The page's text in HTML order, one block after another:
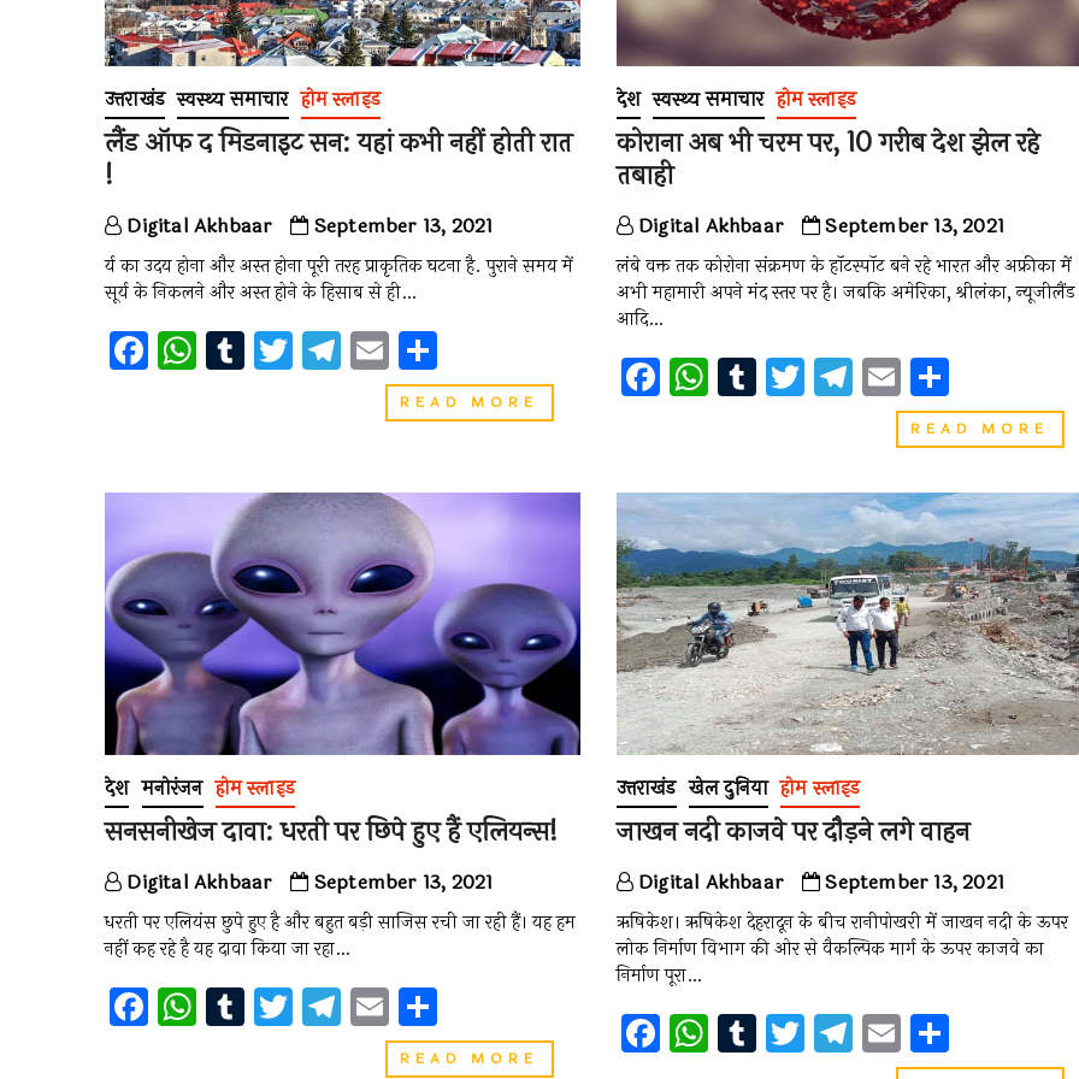
उत्तराखंड स्वस्थ्य समाचार होम स्लाइड
लैंड ऑफ द मिडनाइट सन: यहां कभी नहीं होती रात
!
Digital Akhbaar September 13, 2021
र्य का उदय होना और अस्त होना पूरी तरह प्राकृतिक घटना है. पुराने समय में
सूर्य के निकलने और अस्त होने के हिसाब से ही…
F
a
o
o
k
W
h
A
p
p
T
u
r
T
wi
T
el
a
m
E
m
ai
h
ar
READ MORE
ऑफ
सन:
रात
!
देश स्वस्थ्य समाचार होम स्लाइड
कोराना अब भी चरम पर, 10 गरीब देश झेल रहे
तबाही
Digital Akhbaar September 13, 2021
लंबे वक्त तक कोरोना संक्रमण के हॉटस्पॉट बने रहे भारत और अफ्रीका में
अभी महामारी अपने मंद स्तर पर है। जबकि अमेरिका, श्रीलंका, न्यूजीलैंड
आदि…
F
a
b
o
o
k
W
h
s
A
p
p
T
u
bl
r
T
wi
er
T
el
gr
a
m
E
m
ai
l
S
h
ar
e
READ MORE
अब
10
देश
झेल
रहे
देश मनोरंजन होम स्लाइड
सनसनीखेज दावा: धरती पर छिपे हुए हैं एलियन्‍स!
Digital Akhbaar September 13, 2021
धरती पर एलियंस छुपे हुए है और बहुत बड़ी साजिस रची जा रही हैं। यह हम
नहीं कह रहे है यह दावा किया जा रहा…
F
a
W
h
T
u
T
wi
T
el
E
m h
READ MORE
सनसनीखेज
उत्तराखंड खेल दुनिया होम स्लाइड
जाखन नदी काजवे पर दौड़ने लगे वाहन
Digital Akhbaar September 13, 2021
ऋषिकेश। ऋषिकेश देहरादून के बीच रानीपोखरी में जाखन नदी के ऊपर
लोक निर्माण विभाग की ओर से वैकल्पिक मार्ग के ऊपर काजवे का
निर्माण पूरा…
F WT T T E S